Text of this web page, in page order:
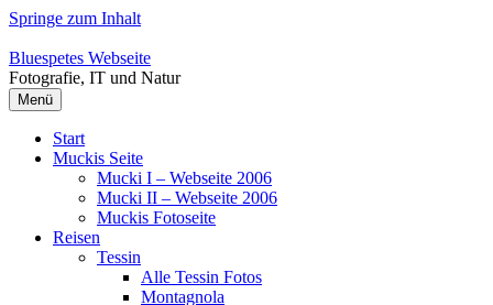
Springe zum Inhalt
Bluespetes Webseite
Fotografie, IT und Natur
Menü
Start
Muckis Seite
Mucki I – Webseite 2006
Mucki II – Webseite 2006
Muckis Fotoseite
Reisen
Tessin
Alle Tessin Fotos
Montagnola